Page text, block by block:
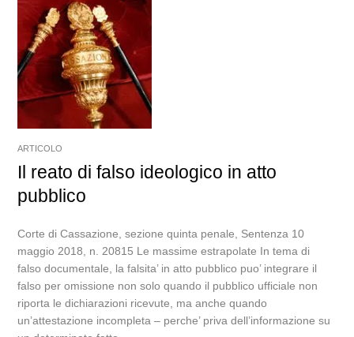
ARTICOLO
Il reato di falso ideologico in atto
pubblico
Corte di Cassazione, sezione quinta penale, Sentenza 10
maggio 2018, n. 20815 Le massime estrapolate In tema di
falso documentale, la falsita’ in atto pubblico puo’ integrare il
falso per omissione non solo quando il pubblico ufficiale non
riporta le dichiarazioni ricevute, ma anche quando
un’attestazione incompleta – perche’ priva dell’informazione su